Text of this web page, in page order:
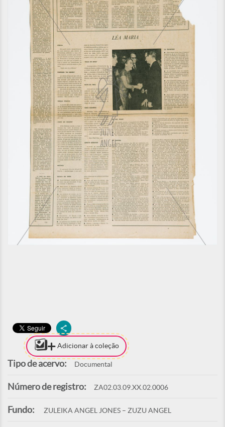
Adicionar à coleção
Tipo de acervo: Documental
Número de registro: ZA02.03.09.XX.02.0006
Fundo: ZULEIKA ANGEL JONES – ZUZU ANGEL